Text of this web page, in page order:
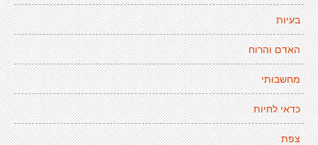
בעיות
האדם והרוח
מחשבותי
כדאי לחיות
צפת